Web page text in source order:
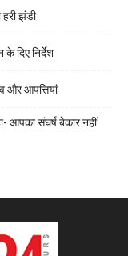
हरी झंडी
दिए निर्देश
और आपत्तियां
आपका संघर्ष बेकार नहीं